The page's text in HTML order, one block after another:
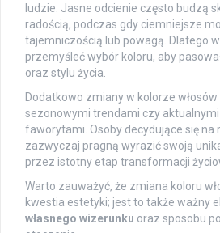
ludzie. Jasne odcienie często budzą
radością, podczas gdy ciemniejsze
tajemniczością lub powagą. Dlatego
przemyśleć wybór koloru, aby
oraz stylu życia.
Dodatkowo zmiany w kolorze
sezonowymi trendami czy
faworytami. Osoby decydujące się na
zazwyczaj pragną wyrazić swoją
przez istotny etap transformacji
Warto zauważyć, że zmiana koloru
kwestia estetyki; jest to także ważny
własnego wizerunku oraz sposobu